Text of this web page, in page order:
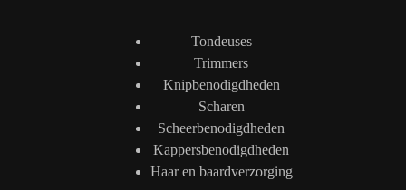
Tondeuses
Trimmers
Knipbenodigdheden
Scharen
Scheerbenodigdheden
Kappersbenodigdheden
Haar en baardverzorging